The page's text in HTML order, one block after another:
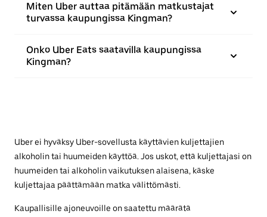
Miten Uber auttaa pitämään matkustajat
turvassa kaupungissa Kingman?
Onko Uber Eats saatavilla kaupungissa
Kingman?
Uber ei hyväksy Uber-sovellusta käyttävien kuljettajien
alkoholin tai huumeiden käyttöä. Jos uskot, että kuljettajasi on
huumeiden tai alkoholin vaikutuksen alaisena, käske
kuljettajaa päättämään matka välittömästi.
Kaupallisille ajoneuvoille on saatettu määrätä